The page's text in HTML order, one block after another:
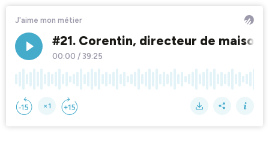
J'aime mon métier
#21. Corentin, directeur de maison
00:00 / 39:25
×1